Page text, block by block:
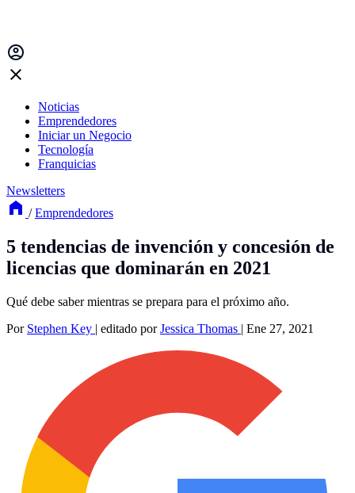
Noticias
Emprendedores
Iniciar un Negocio
Tecnología
Franquicias
Newsletters
/ Emprendedores
5 tendencias de invención y concesión de
licencias que dominarán en 2021
Qué debe saber mientras se prepara para el próximo año.
Por Stephen Key | editado porJessica Thomas | Ene 27, 2021